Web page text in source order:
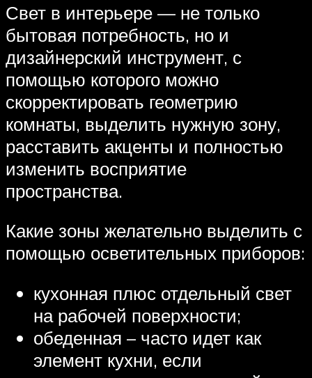
Свет в интерьере — не только
бытовая потребность, но и
дизайнерский инструмент, с
помощью которого можно
скорректировать геометрию
комнаты, выделить нужную зону,
расставить акценты и полностью
изменить восприятие
пространства.
Какие зоны желательно выделить с
помощью осветительных приборов:
кухонная плюс отдельный свет
на рабочей поверхности;
обеденная – часто идет как
элемент кухни, если